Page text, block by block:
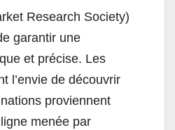
Research Society)
garantir une
et précise. Les
l’envie de découvrir
proviennent
menée par